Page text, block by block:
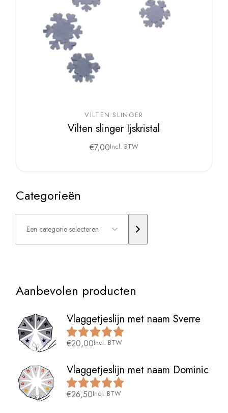
VILTEN SLINGER
Vilten slinger Ijskristal
€7,00Incl. BTW
Categorieën
Een
categorie
selecteren
Aanbevolen producten
Vlaggetjeslijn met naam Sverre
€20,00Incl. BTW
Vlaggetjeslijn met naam Dominic
€26,50Incl. BTW